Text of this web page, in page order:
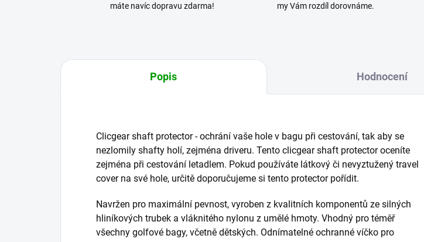
máte navíc dopravu zdarma!
my Vám rozdíl dorovnáme.
Popis Hodnocení
Clicgear shaft protector - ochrání vaše hole v bagu při cestování, tak aby se
nezlomily shafty holí, zejména driveru. Tento clicgear shaft protector oceníte
zejména při cestování letadlem. Pokud používáte látkový či nevyztužený travel
cover na své hole, určitě doporučujeme si tento protector pořídit.
Navržen pro maximální pevnost, vyroben z kvalitních komponentů ze silných
hliníkových trubek a vláknitého nylonu z umělé hmoty. Vhodný pro téměř
všechny golfové bagy, včetně dětských. Odnímatelné ochranné víčko pro